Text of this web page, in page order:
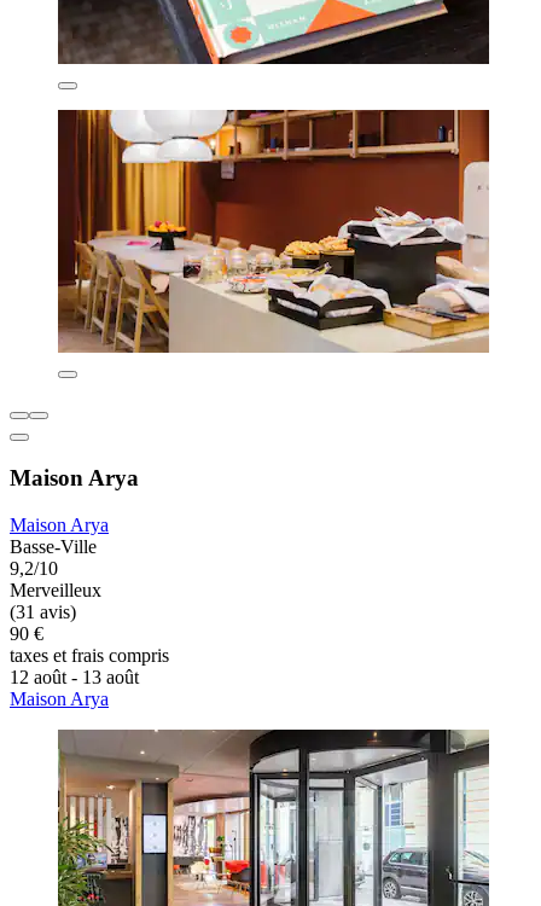
Maison Arya
Maison Arya
Basse-Ville
9,2/10
Merveilleux
(31 avis)
90 €
taxes et frais compris
12 août - 13 août
Maison Arya